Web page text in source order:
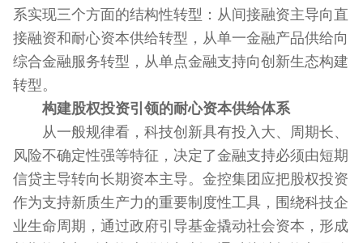
系实现三个方面的结构性转型：从间接融资主导向直
接融资和耐心资本供给转型，从单一金融产品供给向
综合金融服务转型，从单点金融支持向创新生态构建
转型。
构建股权投资引领的耐心资本供给体系
从一般规律看，科技创新具有投入大、周期长、
风险不确定性强等特征，决定了金融支持必须由短期
信贷主导转向长期资本主导。金控集团应把股权投资
作为支持新质生产力的重要制度性工具，围绕科技企
业生命周期，通过政府引导基金撬动社会资本，形成